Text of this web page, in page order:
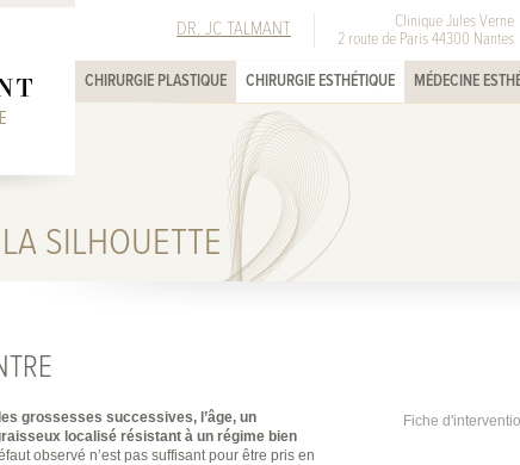
DR. JC TALMANT
Clinique Jules Verne
2 route de Paris 44300 Nantes
CHIRURGIE PLASTIQUE CHIRURGIE ESTHÉTIQUE MÉDECINE
SILHOUETTE
grossesses successives, l’âge, un
localisé résistant à un régime bien
observé n’est pas suffisant pour être pris en
Fiche